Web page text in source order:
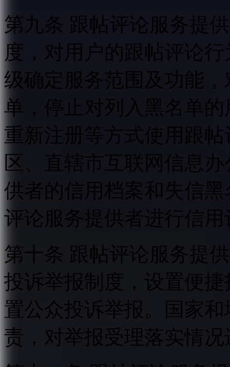
第九条 跟帖评论服务提
度，对用户的跟帖评论
级确定服务范围及功能
单，停止对列入黑名单
重新注册等方式使用跟
区、直辖市互联网信息
供者的信用档案和失信
评论服务提供者进行信用
第十条 跟帖评论服务提
投诉举报制度，设置便
置公众投诉举报。国家
责，对举报受理落实情